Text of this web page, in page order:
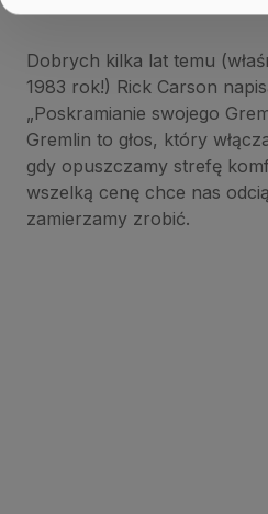
Dobrych kilka lat temu
1983 rok!) Rick Carson
„Poskramianie swojego
Gremlin to głos, który
gdy opuszczamy strefę
wszelką cenę chce nas
zamierzamy zrobić.